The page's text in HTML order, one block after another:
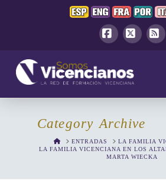
Category Archive
HOMEENTRADAS
LA FAMILIA
LA FAMILIA VICENCIANA EN LOS
MARTA WIECKA